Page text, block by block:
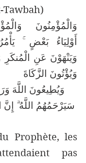
Tawbah)
وَيُؤْتُونَ الزَّكَاةَ
وَيُطِيعُونَ اللَّهَ
سَيَرْحَمُهُمُ اللَّهُ ۗ إِنَّ
Prophète, les
pas